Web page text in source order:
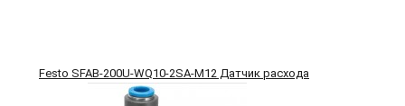
Festo SFAB-200U-WQ10-2SA-M12 Датчик расхода